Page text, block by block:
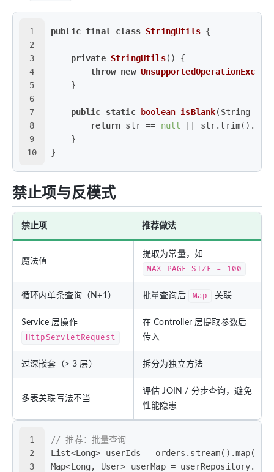
1
2
3
4
5
6
7
8
9
10
public final class StringUtils {
private StringUtils()
{
throw new
    }
public static boolean isBlank(String
return str == null
||
    }
}
禁止项与反模式
禁止项 推荐做法
魔法值
提取为常量，如
MAX_PAGE_SIZE = 100
循环内单条查询（N+1） 批量查询后 Map 关联
Service 层操作
HttpServletRequest
在 Controller 层提取参数后
传入
过深嵌套（> 3 层） 拆分为独立方法
多表关联写法不当
评估 JOIN / 分步查询，避免
性能隐患
1
2
3
// 推荐：批量查询
List<Long> userIds =
Map<Long, User> userMap =